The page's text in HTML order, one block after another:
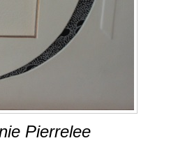
Pierrelee